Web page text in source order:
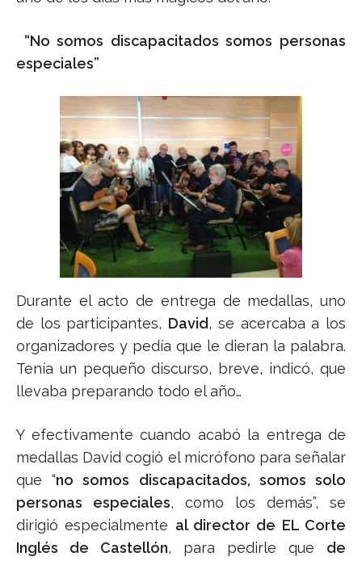
“No somos discapacitados somos personas
especiales”
Durante el acto de entrega de medallas, uno
de los participantes, David, se acercaba a los
organizadores y pedía que le dieran la palabra.
Tenía un pequeño discurso, breve, indicó, que
llevaba preparando todo el año…
Y efectivamente cuando acabó la entrega de
medallas David cogió el micrófono para señalar
que “no somos discapacitados, somos solo
personas especiales, como los demás”, se
dirigió especialmente al director de EL Corte
Inglés de Castellón, para pedirle que de